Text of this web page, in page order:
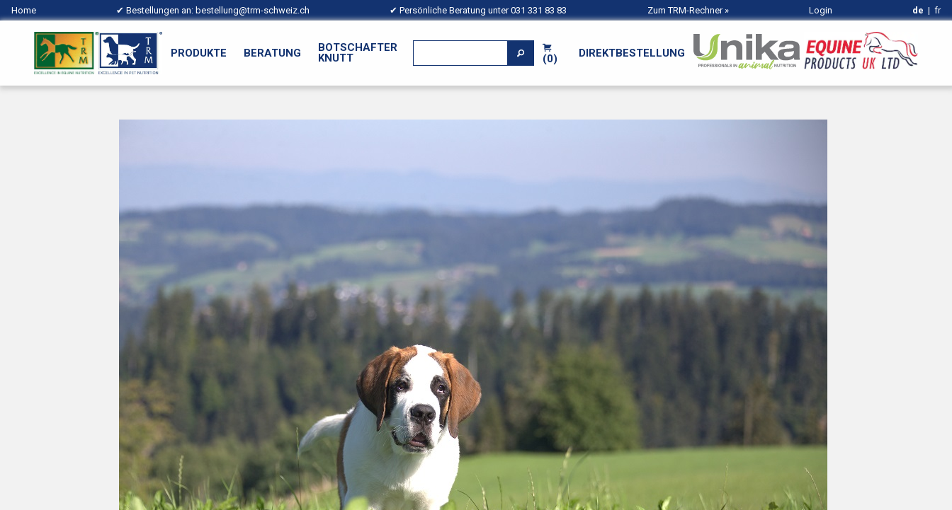
Home ✔ Bestellungen an: bestellung@trm-schweiz.ch ✔ Persönliche Beratung unter031 331 83 83 Zum TRM-Rechner» Login de | fr
PRODUKTE BERATUNG
BOTSCHAFTER
KNUTT
(0) DIREKTBESTELLUNG